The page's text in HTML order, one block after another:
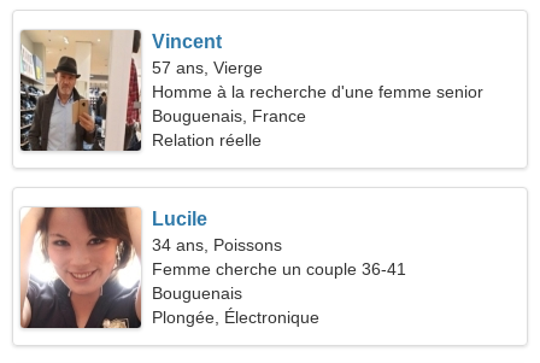
Vincent
57 ans, Vierge
Homme à la recherche d'une femme senior
Bouguenais, France
Relation réelle
Lucile
34 ans, Poissons
Femme cherche un couple 36-41
Bouguenais
Plongée, Électronique